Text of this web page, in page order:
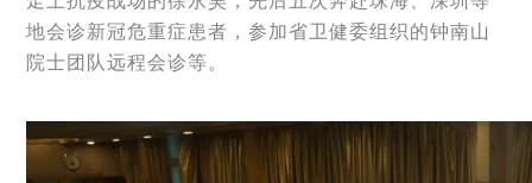
地会诊新冠危重症患者，参加省卫健委组织的钟南山
院士团队远程会诊等。